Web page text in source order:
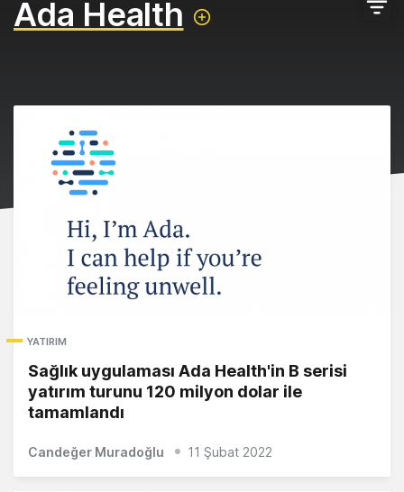
Ada Health
YATIRIM
Sağlık uygulaması Ada Health'in B serisi
yatırım turunu 120 milyon dolar ile
tamamlandı
Candeğer Muradoğlu 11 Şubat 2022